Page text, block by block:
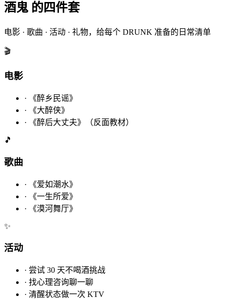
酒鬼 的四件套
电影 · 歌曲 · 活动 · 礼物，给每个 DRUNK 准备的日常清单
🎬
电影
·
《醉乡民谣》
·
《大醉侠》
·
《醉后大丈夫》（反面教材）
🎵
歌曲
·
《爱如潮水》
·
《一生所爱》
·
《漠河舞厅》
✨
活动
· 尝试 30 天不喝酒挑战
· 找心理咨询聊一聊
· 清醒状态做一次 KTV